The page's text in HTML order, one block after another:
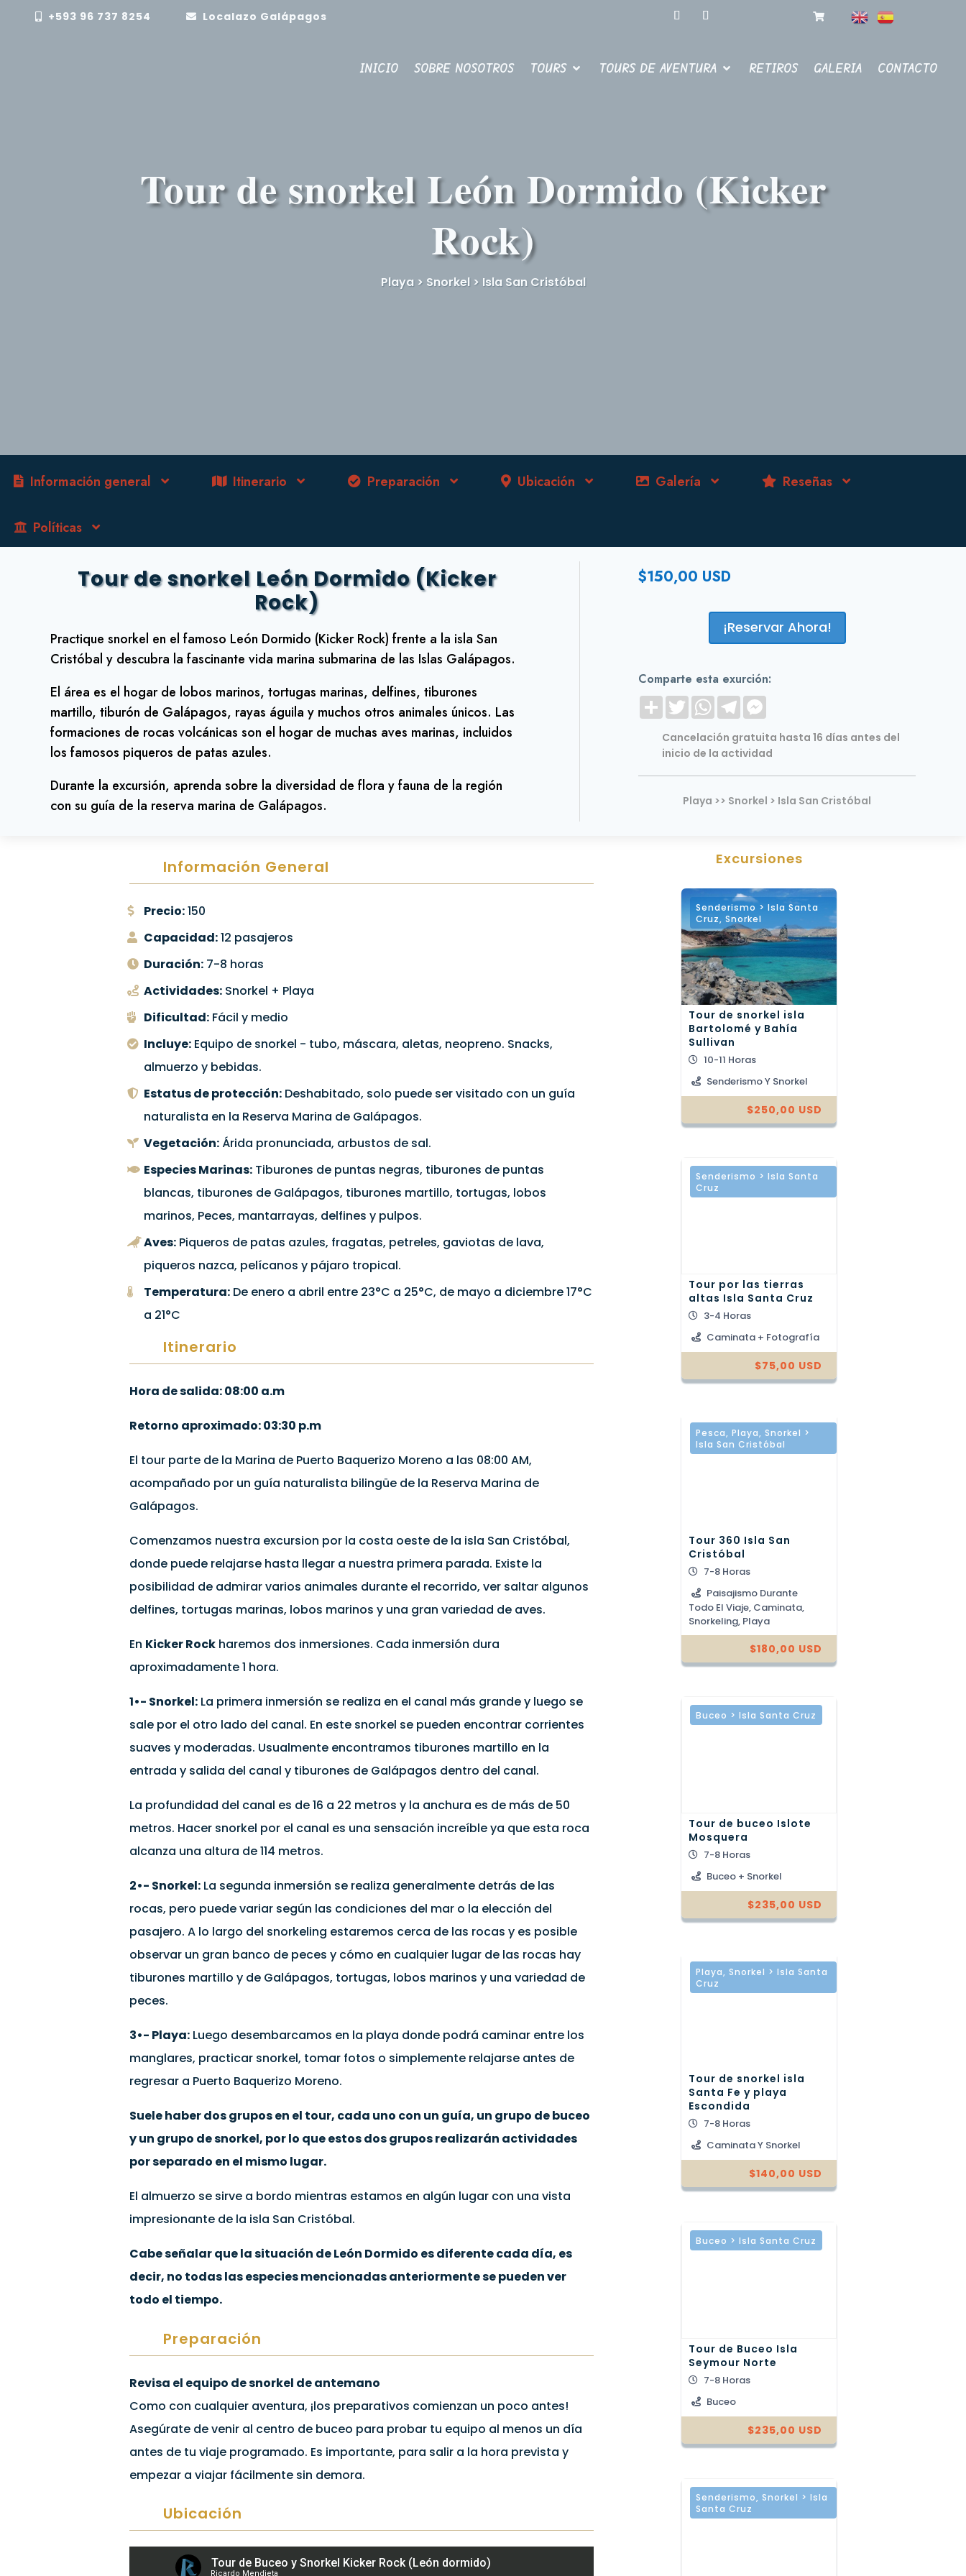
+593 96 737 8254 Localazo Galápagos
INICIO SOBRE NOSOTROS TOURS TOURS DE AVENTURA RETIROS GALERIA CONTACTO
Tour de snorkel León Dormido (Kicker
Rock)
Playa> Snorkel > Isla San Cristóbal
Información general Itinerario Preparación Ubicación Galería Reseñas
Políticas
Tour de snorkel León Dormido (Kicker
Rock)
Practique snorkel en el famoso León Dormido (Kicker Rock) frente a la isla San
Cristóbal y descubra la fascinante vida marina submarina de las Islas Galápagos.
El área es el hogar de lobos marinos, tortugas marinas, delfines, tiburones
martillo, tiburón de Galápagos, rayas águila y muchos otros animales únicos. Las
formaciones de rocas volcánicas son el hogar de muchas aves marinas, incluidos
los famosos piqueros de patas azules.
Durante la excursión, aprenda sobre la diversidad de flora y fauna de la región
con su guía de la reserva marina de Galápagos.
$150,00 USD
¡Reservar Ahora!
Comparte esta exurción:
S
h
a
r
e
T
w
t
t
e
W
h
a
t
s
A
p
T
e
e
g
r
m
s
e
n
e
r
Cancelación gratuita hasta 16 días antes del
inicio de la actividad
Playa >> Snorkel > Isla San Cristóbal
Información General
Precio:150
Capacidad:12 pasajeros
Duración: 7-8 horas
Actividades: Snorkel + Playa
Dificultad: Fácil y medio
Incluye: Equipo de snorkel - tubo, máscara, aletas, neopreno. Snacks,
almuerzo y bebidas.
Estatus de protección: Deshabitado, solo puede ser visitado con un guía
naturalista en la Reserva Marina de Galápagos.
Vegetación: Árida pronunciada, arbustos de sal.
Especies Marinas: Tiburones de puntas negras, tiburones de puntas
blancas, tiburones de Galápagos, tiburones martillo, tortugas, lobos
marinos, Peces, mantarrayas, delfines y pulpos.
Aves: Piqueros de patas azules, fragatas, petreles, gaviotas de lava,
piqueros nazca, pelícanos y pájaro tropical.
Temperatura: De enero a abril entre 23°C a 25°C, de mayo a diciembre 17°C
a 21°C
Itinerario
Hora de salida: 08:00 a.m
Retorno aproximado: 03:30 p.m
El tour parte de la Marina de Puerto Baquerizo Moreno a las 08:00 AM,
acompañado por un guía naturalista bilingüe de la Reserva Marina de
Galápagos.
Comenzamos nuestra excursion por la costa oeste de la isla San Cristóbal,
donde puede relajarse hasta llegar a nuestra primera parada. Existe la
posibilidad de admirar varios animales durante el recorrido, ver saltar algunos
delfines, tortugas marinas, lobos marinos y una gran variedad de aves.
En Kicker Rock haremos dos inmersiones. Cada inmersión dura
aproximadamente 1 hora.
1•- Snorkel: La primera inmersión se realiza en el canal más grande y luego se
sale por el otro lado del canal. En este snorkel se pueden encontrar corrientes
suaves y moderadas. Usualmente encontramos tiburones martillo en la
entrada y salida del canal y tiburones de Galápagos dentro del canal.
La profundidad del canal es de 16 a 22 metros y la anchura es de más de 50
metros. Hacer snorkel por el canal es una sensación increíble ya que esta roca
alcanza una altura de 114 metros.
2•- Snorkel: La segunda inmersión se realiza generalmente detrás de las
rocas, pero puede variar según las condiciones del mar o la elección del
pasajero. A lo largo del snorkeling estaremos cerca de las rocas y es posible
observar un gran banco de peces y cómo en cualquier lugar de las rocas hay
tiburones martillo y de Galápagos, tortugas, lobos marinos y una variedad de
peces.
3•- Playa: Luego desembarcamos en la playa donde podrá caminar entre los
manglares, practicar snorkel, tomar fotos o simplemente relajarse antes de
regresar a Puerto Baquerizo Moreno.
Suele haber dos grupos en el tour, cada uno con un guía, un grupo de buceo
y un grupo de snorkel, por lo que estos dos grupos realizarán actividades
por separado en el mismo lugar.
El almuerzo se sirve a bordo mientras estamos en algún lugar con una vista
impresionante de la isla San Cristóbal.
Cabe señalar que la situación de León Dormido es diferente cada día, es
decir, no todas las especies mencionadas anteriormente se pueden ver
todo el tiempo.
Preparación
Revisa el equipo de snorkel de antemano
Como con cualquier aventura, ¡los preparativos comienzan un poco antes!
Asegúrate de venir al centro de buceo para probar tu equipo al menos un día
antes de tu viaje programado. Es importante, para salir a la hora prevista y
empezar a viajar fácilmente sin demora.
Ubicación
Excursiones
Senderismo > Isla Santa
Cruz,Snorkel
Tour de snorkel isla
Bartolomé y Bahía
Sullivan
10-11 Horas
Senderismo Y Snorkel
$250,00 USD
Senderismo > Isla Santa
Cruz
Tour por las tierras
altas Isla Santa Cruz
3-4 Horas
Caminata + Fotografía
$75,00 USD
Pesca,Playa,Snorkel >
Isla San Cristóbal
Tour 360 Isla San
Cristóbal
7-8 Horas
Paisajismo Durante
Todo El Viaje, Caminata,
Snorkeling, Playa
$180,00 USD
Buceo > Isla Santa Cruz
Tour de buceo Islote
Mosquera
7-8 Horas
Buceo + Snorkel
$235,00 USD
Playa,Snorkel > Isla Santa
Cruz
Tour de snorkel isla
Santa Fe y playa
Escondida
7-8 Horas
Caminata Y Snorkel
$140,00 USD
Buceo > Isla Santa Cruz
Tour de Buceo Isla
Seymour Norte
7-8 Horas
Buceo
$235,00 USD
Senderismo,Snorkel > Isla
Santa Cruz